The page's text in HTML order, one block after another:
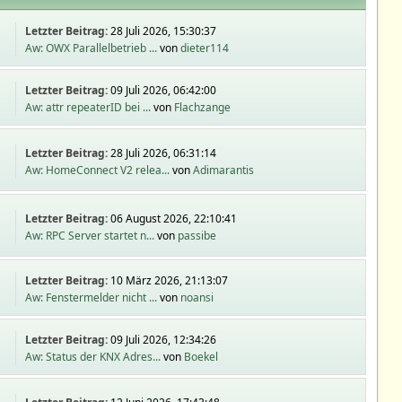
Letzter Beitrag:28 Juli 2026, 15:30:37
Aw: OWX Parallelbetrieb ...vondieter114
Letzter Beitrag:09 Juli 2026, 06:42:00
Aw: attr repeaterID bei ...von Flachzange
Letzter Beitrag:28 Juli 2026, 06:31:14
Aw: HomeConnect V2 relea...vonAdimarantis
Letzter Beitrag:06 August 2026, 22:10:41
Aw: RPC Server startet n...von passibe
Letzter Beitrag: 10 März 2026, 21:13:07
Aw: Fenstermelder nicht ...von noansi
Letzter Beitrag:09 Juli 2026, 12:34:26
Aw: Status der KNX Adres...von Boekel